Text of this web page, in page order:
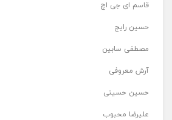
قاسم ای جی اچ
حسین رایج
مصطفی سابین
آرش معروفی
حسین حسینی
علیرضا محبوب